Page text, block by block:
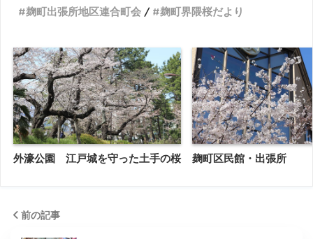
麹町出張所地区連合町会
麹町界隈桜だより
外濠公園 江戸城を守った土手の桜 麹町区民館・出張所
前の記事